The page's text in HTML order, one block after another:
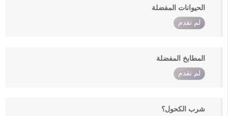
الحيوانات المفضلة
لم تقدم
المطابخ المفضلة
لم تقدم
شرب الكحول؟